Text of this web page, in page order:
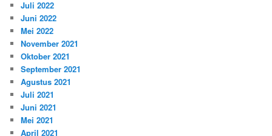
Juli 2022
Juni 2022
Mei 2022
November 2021
Oktober 2021
September 2021
Agustus 2021
Juli 2021
Juni 2021
Mei 2021
April 2021